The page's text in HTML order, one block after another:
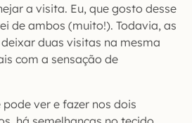
a visita. Eu, que gosto desse
de ambos (muito!). Todavia, as
duas visitas na mesma
com a sensação de
ver e fazer nos dois